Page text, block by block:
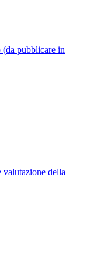
pubblicare in
valutazione della